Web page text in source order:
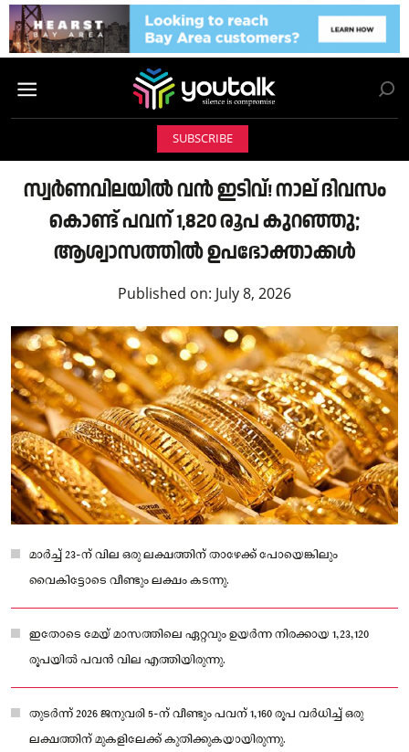
SUBSCRIBE
സ്വർണവിലയിൽ വൻ ഇടിവ്! നാല് ദിവസം
കൊണ്ട് പവന് 1,820 രൂപ കുറഞ്ഞു;
ആശ്വാസത്തിൽ ഉപഭോക്താക്കൾ
Published on: July 8, 2026
മാർച്ച് 23-ന് വില ഒരു ലക്ഷത്തിന് താഴേക്ക് പോയെങ്കിലും
വൈകിട്ടോടെ വീണ്ടും ലക്ഷം കടന്നു.
ഇതോടെ മേയ് മാസത്തിലെ ഏറ്റവും ഉയർന്ന നിരക്കായ 1,23,120
രൂപയിൽ പവൻ വില എത്തിയിരുന്നു.
തുടർന്ന് 2026 ജനുവരി 5-ന് വീണ്ടും പവന് 1,160 രൂപ വർധിച്ച് ഒരു
ലക്ഷത്തിന് മുകളിലേക്ക് കുതിക്കുകയായിരുന്നു.